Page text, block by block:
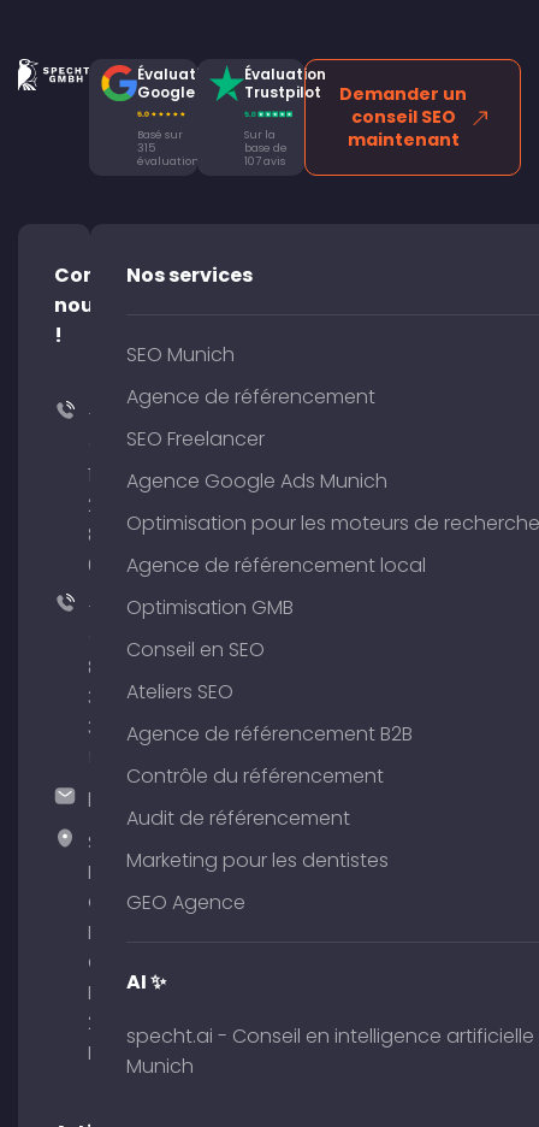
Évaluation
Google
Basé sur
315
évaluations
Évaluation
Trustpilot
Sur la
base de
107 avis
Demander un
conseil SEO
maintenant
Contacte-
nous
!
+49
176
204
801
64
+49
89
380
375
hallo@timospecht.de
Specht
Marketing
GmbH –
Palais am
Obelisk
Briennerstr.
29 80333
Munich
Nos services
SEO Munich
Agence de référencement
SEO Freelancer
Agence Google Ads Munich
Optimisation pour les moteurs de recherche
Agence de référencement local
Optimisation GMB
Conseil en SEO
Ateliers SEO
Agence de référencement B2B
Contrôle du référencement
Audit de référencement
Marketing pour les dentistes
GEO Agence
AI ✨
specht.ai - Conseil en intelligence artificielle
Munich